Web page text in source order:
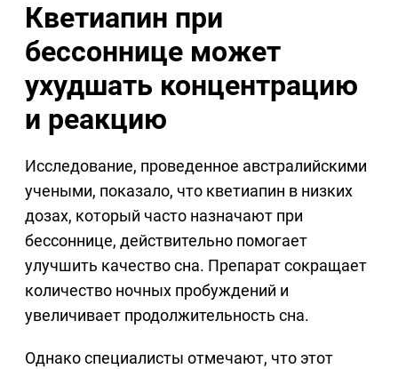
Кветиапин при
бессоннице может
ухудшать концентрацию
и реакцию
Исследование, проведенное австралийскими
учеными, показало, что кветиапин в низких
дозах, который часто назначают при
бессоннице, действительно помогает
улучшить качество сна. Препарат сокращает
количество ночных пробуждений и
увеличивает продолжительность сна.
Однако специалисты отмечают, что этот